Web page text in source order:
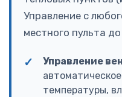
Управление с
местного пульта
Управление
температуры,